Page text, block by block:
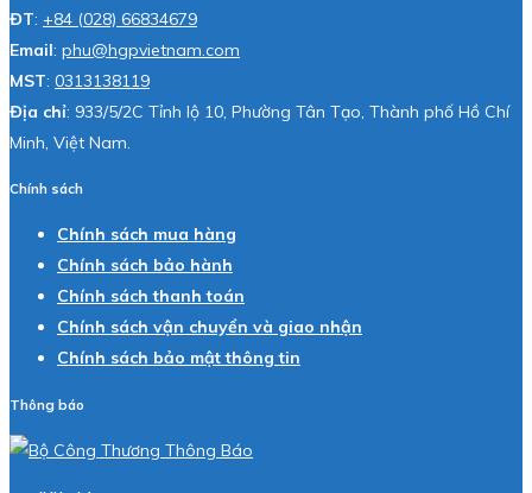
ĐT: +84 (028) 66834679
Email: phu@hgpvietnam.com
MST: 0313138119
Địa chỉ: 933/5/2C Tỉnh lộ 10, Phường Tân Tạo, Thành phố Hồ Chí
Minh, Việt Nam.
Chính sách
Chính sách mua hàng
Chính sách bảo hành
Chính sách thanh toán
Chính sách vận chuyển và giao nhận
Chính sách bảo mật thông tin
Thông báo